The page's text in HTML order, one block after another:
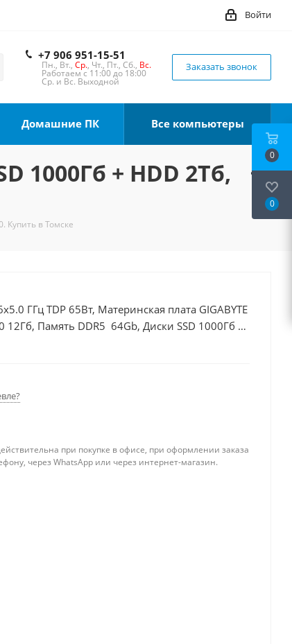
Войти
+7 906 951-15-51
Пн., Вт., Ср., Чт., Пт., Сб., Вс.
Работаем с 11:00 до 18:00
Ср. и Вс. Выходной
Заказать звонок
Домашние ПК Все компьютеры
1000Гб + HDD 2Тб,
Купить в Томске
ГГц TDP 65Вт, Материнская плата GIGABYTE
12Гб, Память DDR5 64Gb, Диски SSD 1000Гб +
при покупке в офисе, при оформлении заказа
через WhatsApp или через интернет-магазин.
0
0